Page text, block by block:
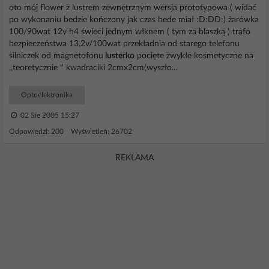
oto mój flower z lustrem zewnętrznym wersja prototypowa ( widać
po wykonaniu bedzie kończony jak czas bede miał :D:DD:) żarówka
100/90wat 12v h4 świeci jednym włknem ( tym za blaszką ) trafo
bezpieczeństwa 13,2v/100wat przekładnia od starego telefonu
silniczek od magnetofonu lusterko pocięte zwykłe kosmetyczne na
,,teoretycznie '' kwadraciki 2cmx2cm(wyszło...
Optoelektronika
02 Sie 2005 15:27
Odpowiedzi: 200 Wyświetleń: 26702
REKLAMA